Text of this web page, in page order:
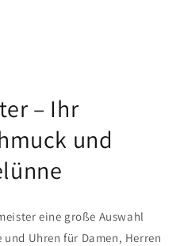
– Ihr
und
eine große Auswahl
Uhren für Damen, Herren